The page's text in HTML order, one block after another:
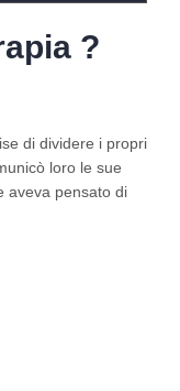
?
di dividere i propri
loro le sue
aveva pensato di